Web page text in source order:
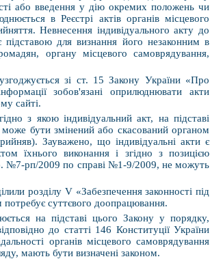
або введення у дію окремих положень чи
в Реєстрі актів органів місцевого
Невнесення індивідуального акту до
підставою для визнання його незаконним в
органу місцевого самоврядування,
зі ст. 15 Закону України «Про
зобов'язані оприлюднювати акти
сайті.
з якою індивідуальний акт, на підставі
може бути змінений або скасований органом
Зауважено, що індивідуальні акти є
їхнього виконання і згідно з позицією
№7-рп/2009 по справі №1-9/2009, не можуть
розділу V «Забезпечення законності під
суттєвого доопрацювання.
на підставі цього Закону у порядку,
до статті 146 Конституції України
органів місцевого самоврядування
мають бути визначені законом.